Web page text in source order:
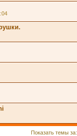
Показать темы за: